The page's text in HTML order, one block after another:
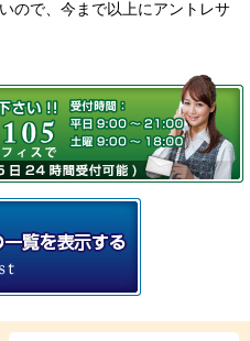
ので、今まで以上にアントレサ